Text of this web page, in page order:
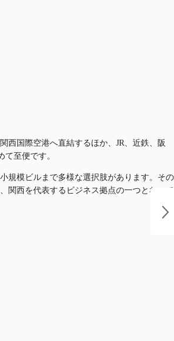
西国際空港へ直結するほか、JR、近鉄、阪
至便です。
規模ビルまで多様な選択肢があります。その
関西を代表するビジネス拠点の一つとなって